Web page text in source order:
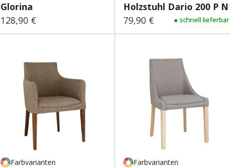
Glorina
Regulärer Preis:
128,90 €
Holzstuhl Dario 200 P NH
Regulärer Preis:
79,90 € ● schnell lieferbar
Farbvarianten Farbvarianten